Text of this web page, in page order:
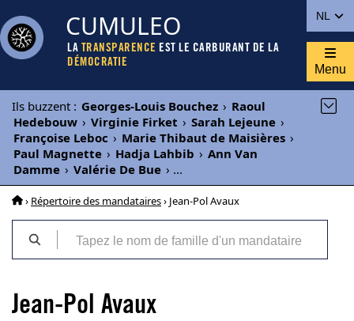
NL
CUMULEO
LA TRANSPARENCE EST LE CARBURANT DE LA
DÉMOCRATIE
Menu
Ils buzzent : Georges-Louis Bouchez › Raoul
Hedebouw › Virginie Firket › Sarah Lejeune ›
Françoise Leboc › Marie Thibaut de Maisières ›
Paul Magnette › Hadja Lahbib › Ann Van
Damme › Valérie De Bue › ...
› Répertoire des mandataires› Jean-Pol Avaux
Jean-Pol Avaux